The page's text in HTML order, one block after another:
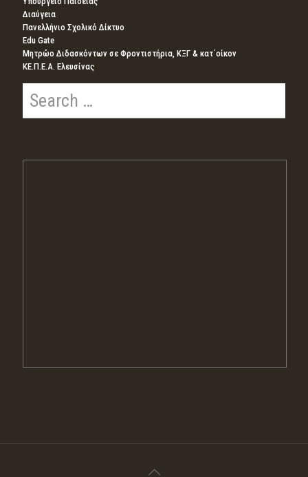
Διαύγεια
Πανελλήνιο Σχολικό Δίκτυο
Edu Gate
Μητρώο Διδασκόντων σε Φροντιστήρια, ΚΞΓ & κατ΄οίκον
ΚΕ.Π.Ε.Α. Ελευσίνας